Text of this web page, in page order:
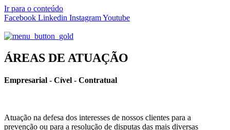
Ir para o conteúdo
Facebook Linkedin InstagramYoutube
ÁREAS DE ATUAÇÃO
Empresarial - Cível - Contratual
Atuação na defesa dos interesses de nossos clientes para a
prevenção ou para a resolução de disputas das mais diversas